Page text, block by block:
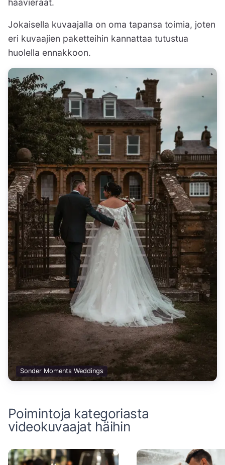
häävieraat.
Jokaisella kuvaajalla on oma tapansa toimia, joten
eri kuvaajien paketteihin kannattaa tutustua
huolella ennakkoon.
Sonder Moments Weddings
Poimintoja kategoriasta
videokuvaajat häihin